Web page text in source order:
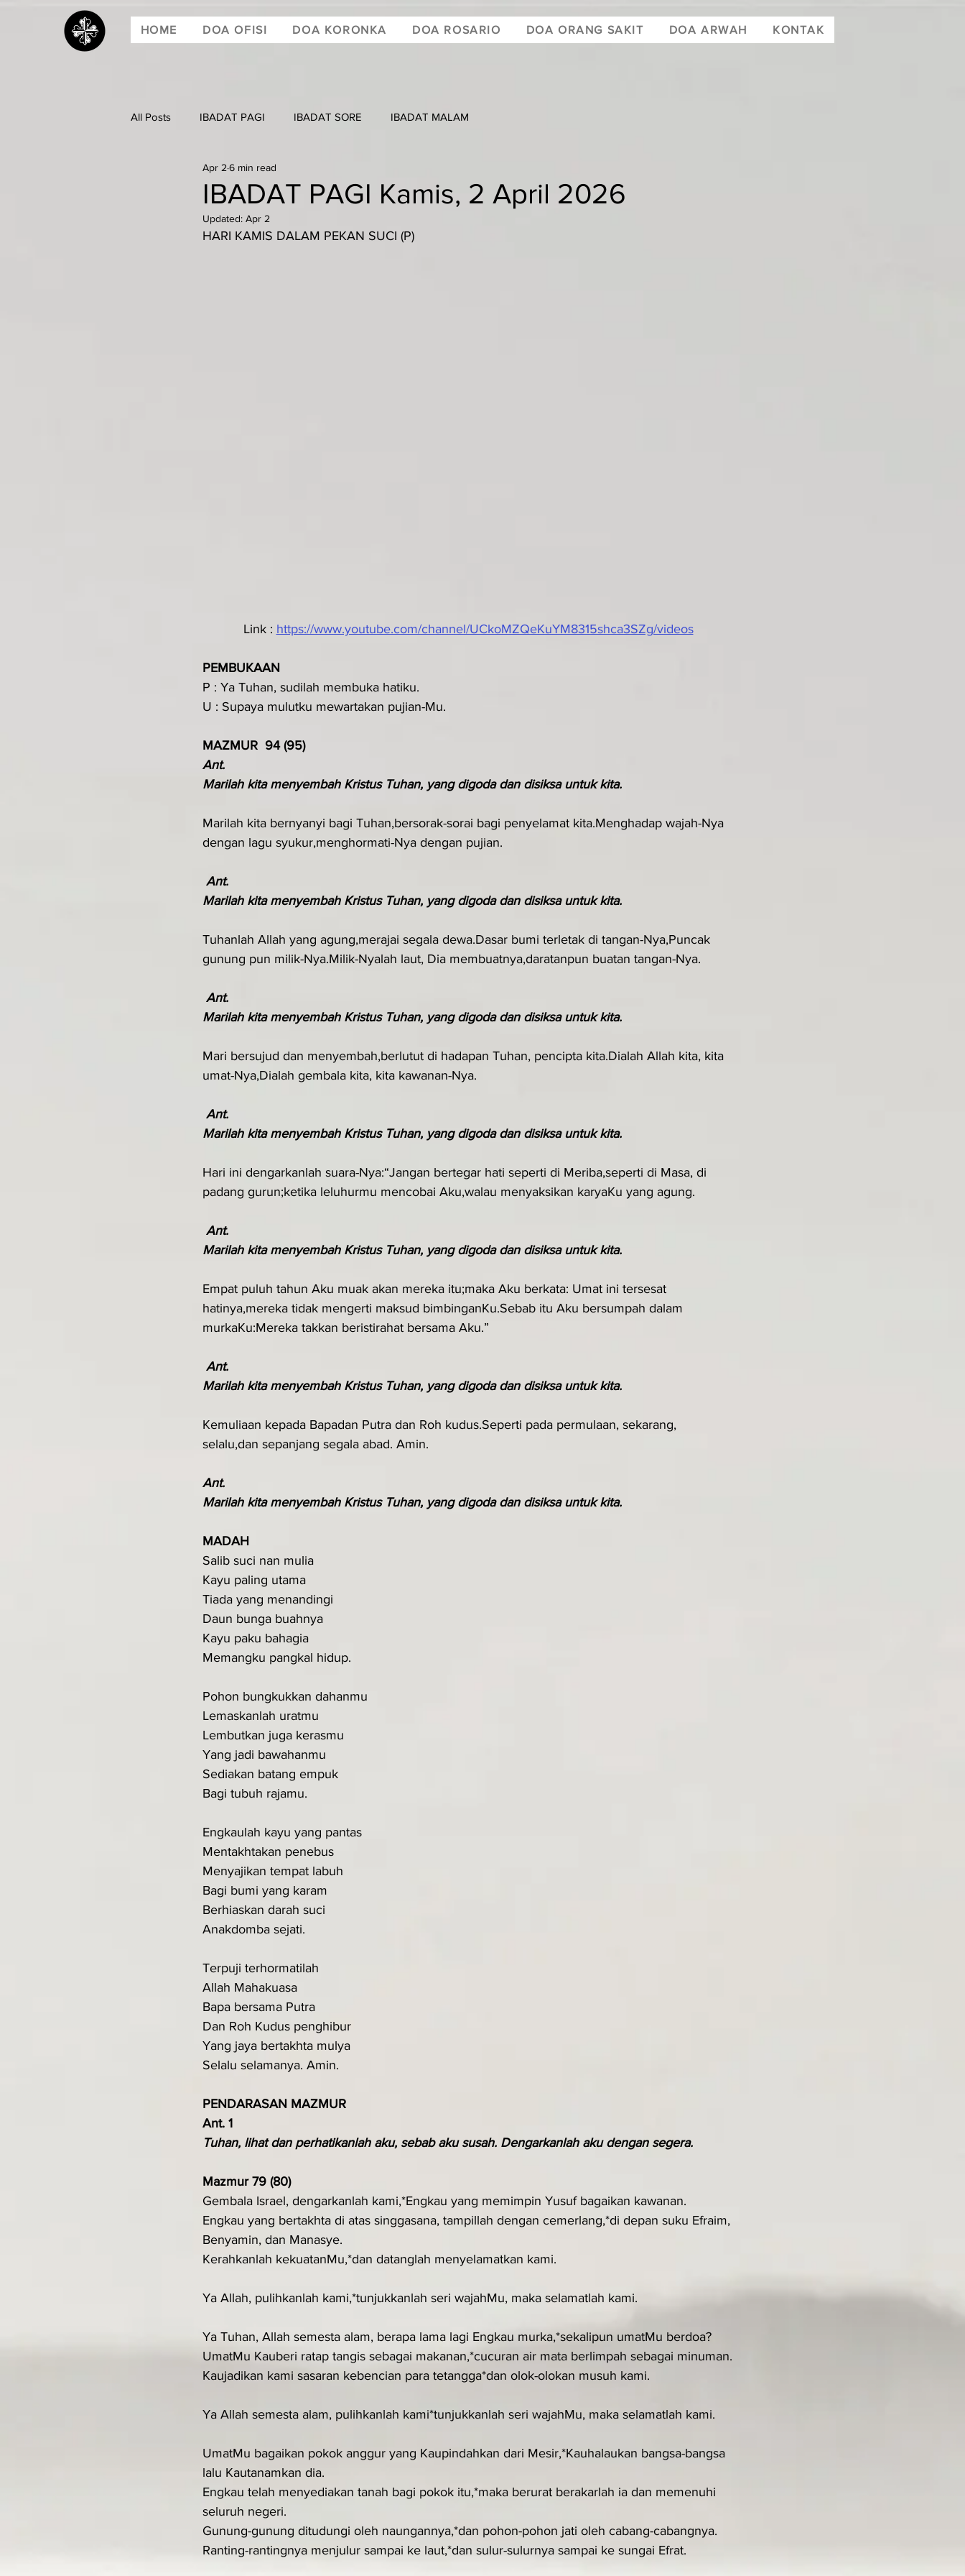
HOME DOA OFISI DOA KORONKA DOA ROSARIO DOA ORANG SAKIT DOA ARWAH KONTAK
All Posts IBADAT PAGI IBADAT SORE IBADAT MALAM
IBADAT PAGI Kamis, 2 April 2026
Apr 2 6 min read
Updated: Apr 2
HARI KAMIS DALAM PEKAN SUCI (P)
Link : https://www.youtube.com/channel/UCkoMZQeKuYM8315shca3SZg/videos
PEMBUKAAN
P : Ya Tuhan, sudilah membuka hatiku.
U : Supaya mulutku mewartakan pujian-Mu.
MAZMUR  94 (95)
Ant.
Marilah kita menyembah Kristus Tuhan, yang digoda dan disiksa untuk kita.
Marilah kita bernyanyi bagi Tuhan,bersorak-sorai bagi penyelamat kita.Menghadap wajah-Nya
dengan lagu syukur,menghormati-Nya dengan pujian.
Ant.
Marilah kita menyembah Kristus Tuhan, yang digoda dan disiksa untuk kita.
Tuhanlah Allah yang agung,merajai segala dewa.Dasar bumi terletak di tangan-Nya,Puncak
gunung pun milik-Nya.Milik-Nyalah laut, Dia membuatnya,daratanpun buatan tangan-Nya.
Ant.
Marilah kita menyembah Kristus Tuhan, yang digoda dan disiksa untuk kita.
Mari bersujud dan menyembah,berlutut di hadapan Tuhan, pencipta kita.Dialah Allah kita, kita
umat-Nya,Dialah gembala kita, kita kawanan-Nya.
Ant.
Marilah kita menyembah Kristus Tuhan, yang digoda dan disiksa untuk kita.
Hari ini dengarkanlah suara-Nya:“Jangan bertegar hati seperti di Meriba,seperti di Masa, di
padang gurun;ketika leluhurmu mencobai Aku,walau menyaksikan karyaKu yang agung.
Ant.
Marilah kita menyembah Kristus Tuhan, yang digoda dan disiksa untuk kita.
Empat puluh tahun Aku muak akan mereka itu;maka Aku berkata: Umat ini tersesat
hatinya,mereka tidak mengerti maksud bimbinganKu.Sebab itu Aku bersumpah dalam
murkaKu:Mereka takkan beristirahat bersama Aku.”
Ant.
Marilah kita menyembah Kristus Tuhan, yang digoda dan disiksa untuk kita.
Kemuliaan kepada Bapadan Putra dan Roh kudus.Seperti pada permulaan, sekarang,
selalu,dan sepanjang segala abad. Amin.
Ant.
Marilah kita menyembah Kristus Tuhan, yang digoda dan disiksa untuk kita.
MADAH
Salib suci nan mulia
Kayu paling utama
Tiada yang menandingi
Daun bunga buahnya
Kayu paku bahagia
Memangku pangkal hidup.
Pohon bungkukkan dahanmu
Lemaskanlah uratmu
Lembutkan juga kerasmu
Yang jadi bawahanmu
Sediakan batang empuk
Bagi tubuh rajamu.
Engkaulah kayu yang pantas
Mentakhtakan penebus
Menyajikan tempat labuh
Bagi bumi yang karam
Berhiaskan darah suci
Anakdomba sejati.
Terpuji terhormatilah
Allah Mahakuasa
Bapa bersama Putra
Dan Roh Kudus penghibur
Yang jaya bertakhta mulya
Selalu selamanya. Amin.
PENDARASAN MAZMUR
Ant. 1
Tuhan, lihat dan perhatikanlah aku, sebab aku susah. Dengarkanlah aku dengan segera.
Mazmur 79 (80)
Gembala Israel, dengarkanlah kami,*Engkau yang memimpin Yusuf bagaikan kawanan.
Engkau yang bertakhta di atas singgasana, tampillah dengan cemerlang,*di depan suku Efraim,
Benyamin, dan Manasye.
Kerahkanlah kekuatanMu,*dan datanglah menyelamatkan kami.
Ya Allah, pulihkanlah kami,*tunjukkanlah seri wajahMu, maka selamatlah kami.
Ya Tuhan, Allah semesta alam, berapa lama lagi Engkau murka,*sekalipun umatMu berdoa?
UmatMu Kauberi ratap tangis sebagai makanan,*cucuran air mata berlimpah sebagai minuman.
Kaujadikan kami sasaran kebencian para tetangga*dan olok-olokan musuh kami.
Ya Allah semesta alam, pulihkanlah kami*tunjukkanlah seri wajahMu, maka selamatlah kami.
UmatMu bagaikan pokok anggur yang Kaupindahkan dari Mesir,*Kauhalaukan bangsa-bangsa
lalu Kautanamkan dia.
Engkau telah menyediakan tanah bagi pokok itu,*maka berurat berakarlah ia dan memenuhi
seluruh negeri.
Gunung-gunung ditudungi oleh naungannya,*dan pohon-pohon jati oleh cabang-cabangnya.
Ranting-rantingnya menjulur sampai ke laut,*dan sulur-sulurnya sampai ke sungai Efrat.